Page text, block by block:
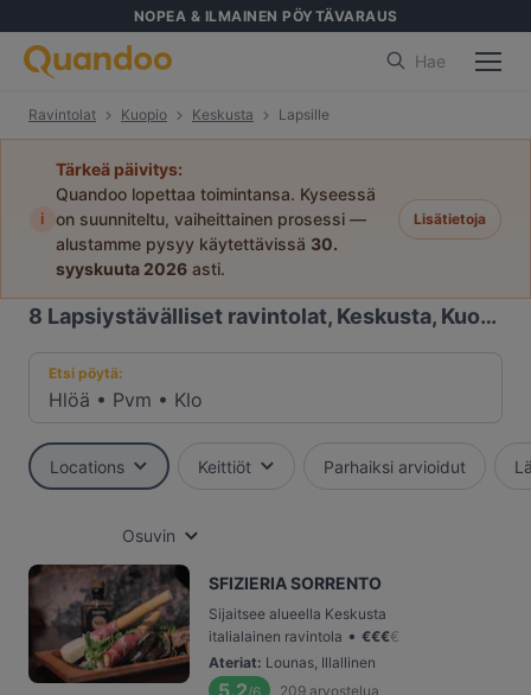
NOPEA & ILMAINEN PÖYTÄVARAUS
Hae
Ravintolat Kuopio Keskusta Lapsille
i
Tärkeä päivitys:
Quandoo lopettaa toimintansa. Kyseessä
on suunniteltu, vaiheittainen prosessi —
alustamme pysyy käytettävissä 30.
syyskuuta 2026 asti.
Lisätietoja
8 Lapsiystävälliset ravintolat, Keskusta, Kuopio
Etsi pöytä:
Hlöä • Pvm • Klo
Locations Keittiöt Parhaiksi arvioidut
Osuvin
SFIZIERIA SORRENTO
Sijaitsee alueella Keskusta
italialainen ravintola • €€€€
Ateriat: Lounas, Illallinen
5.2 209 arvostelua